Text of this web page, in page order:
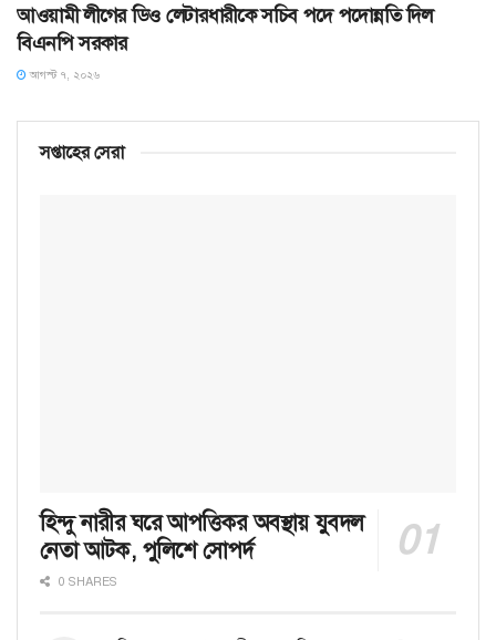
আওয়ামী লীগের ডিও লেটারধারীকে সচিব পদে পদোন্নতি দিল
বিএনপি সরকার
আগস্ট ৭, ২০২৬
সপ্তাহের সেরা
হিন্দু নারীর ঘরে আপত্তিকর অবস্থায় যুবদল
নেতা আটক, পুলিশে সোপর্দ
0 SHARES